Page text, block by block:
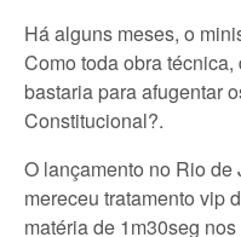
Há alguns meses, o
Como toda obra
bastaria para afugentar
Constitucional?.
O lançamento no Rio de
mereceu tratamento vip
matéria de 1m30seg